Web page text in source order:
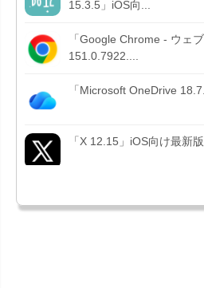
15.3.5」iOS向...
「Google Chrome - ウェ
151.0.7922....
「Microsoft OneDrive
「X 12.15」iOS向け最新
Liguid G...